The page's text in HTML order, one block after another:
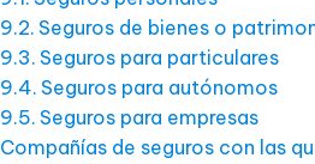
Seguros de bienes o
Seguros para particulares
Seguros para autónomos
Seguros para empresas
Compañías de seguros con las